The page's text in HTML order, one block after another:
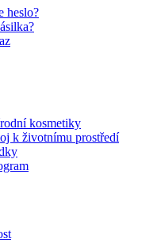
heslo?
kosmetiky
k životnímu prostředí